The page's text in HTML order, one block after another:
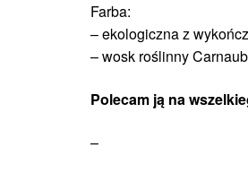
Farba:
– ekologiczna z
– wosk roślinny
Polecam ją na
–